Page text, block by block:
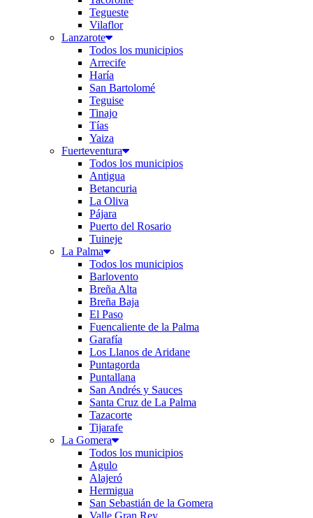
Tegueste
Vilaflor
Lanzarote
Todos los municipios
Arrecife
Haría
San Bartolomé
Teguise
Tinajo
Tías
Yaiza
Fuerteventura
Todos los municipios
Antigua
Betancuria
La Oliva
Pájara
Puerto del Rosario
Tuineje
La Palma
Todos los municipios
Barlovento
Breña Alta
Breña Baja
El Paso
Fuencaliente de la Palma
Garafía
Los Llanos de Aridane
Puntagorda
Puntallana
San Andrés y Sauces
Santa Cruz de La Palma
Tazacorte
Tijarafe
La Gomera
Todos los municipios
Agulo
Alajeró
Hermigua
San Sebastián de la Gomera
Valle Gran Rey